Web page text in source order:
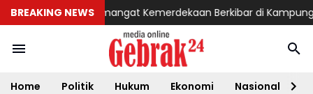
BREAKING NEWS
Utara Semangat Kemerdekaan Berkibar di Kampung
Home Politik Hukum Ekonomi Nasional